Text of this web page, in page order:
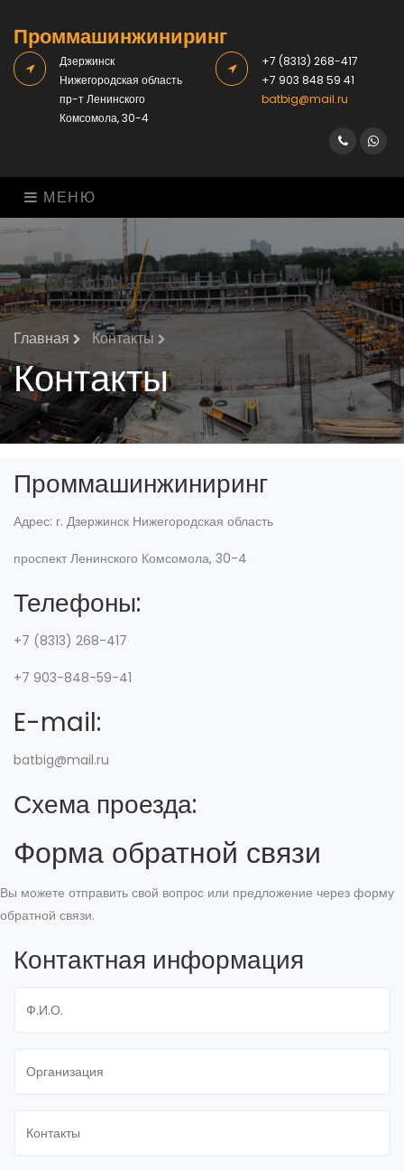
Проммашинжиниринг
Дзержинск
Нижегородская область
пр-т Ленинского
Комсомола, 30-4
+7 (8313) 268-417
+7 903 848 59 41
batbig@mail.ru
Viber
МЕНЮ
Главная Контакты
Контакты
Проммашинжиниринг
Адрес: г. Дзержинск Нижегородская область
проспект Ленинского Комсомола, 30-4
Телефоны:
+7 (8313) 268-417
+7 903-848-59-41
E-mail:
batbig@mail.ru
Схема проезда:
Форма обратной связи
Вы можете отправить свой вопрос или предложение через форму
обратной связи.
Контактная информация